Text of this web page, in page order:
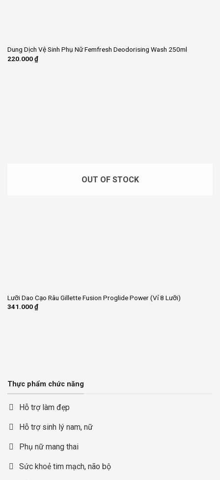
Dung Dịch Vệ Sinh Phụ Nữ Femfresh Deodorising Wash 250ml
220.000₫
OUT OF STOCK
Lưỡi Dao Cạo Râu Gillette Fusion Proglide Power (Vỉ 8 Lưỡi)
341.000₫
Thực phẩm chức năng
Hỗ trợ làm đẹp
Hỗ trợ sinh lý nam, nữ
Phụ nữ mang thai
Sức khoẻ tim mạch, não bộ